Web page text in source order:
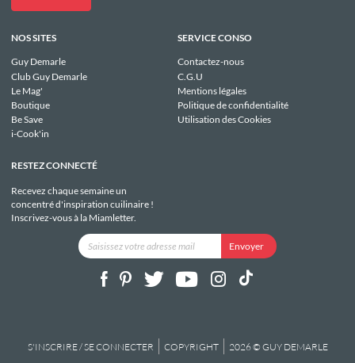
NOS SITES
Guy Demarle
Club Guy Demarle
Le Mag'
Boutique
Be Save
i-Cook'in
SERVICE CONSO
Contactez-nous
C.G.U
Mentions légales
Politique de confidentialité
Utilisation des Cookies
RESTEZ CONNECTÉ
Recevez chaque semaine un
concentré d'inspiration cuilinaire !
Inscrivez-vous à la Miamletter.
S'INSCRIRE / SE CONNECTER COPYRIGHT 2026 © GUY DEMARLE